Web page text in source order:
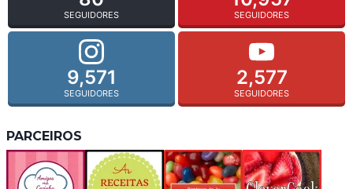
SEGUIDORES SEGUIDORES
9,571
SEGUIDORES
2,577
SEGUIDORES
PARCEIROS